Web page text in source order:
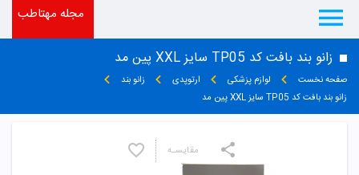
مجله مهتاطب
زانو بند بافت کد TP05 سایز XXL پین مد
صفحه نخست لوازم پزشکی ارتوپدی
زانو بند
زانو بند بافت کد TP05 سایز XXL پین مد
مقایسـه